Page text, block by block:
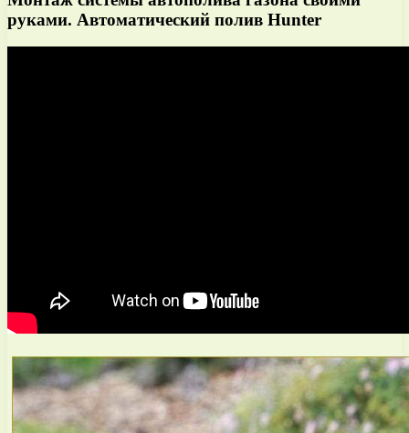
руками. Автоматический полив Hunter